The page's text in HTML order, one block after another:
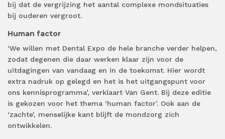
bij dat de vergrijzing het aantal complexe mondsituaties
bij ouderen vergroot.
Human factor
‘We willen met Dental Expo de hele branche verder helpen,
zodat degenen die daar werken klaar zijn voor de
uitdagingen van vandaag en in de toekomst. Hier wordt
extra nadruk op gelegd en het is het uitgangspunt voor
ons kennisprogramma’, verklaart Van Gent. Bij deze editie
is gekozen voor het thema ‘human factor’. Ook aan de
‘zachte’, menselijke kant blijft de mondzorg zich
ontwikkelen.